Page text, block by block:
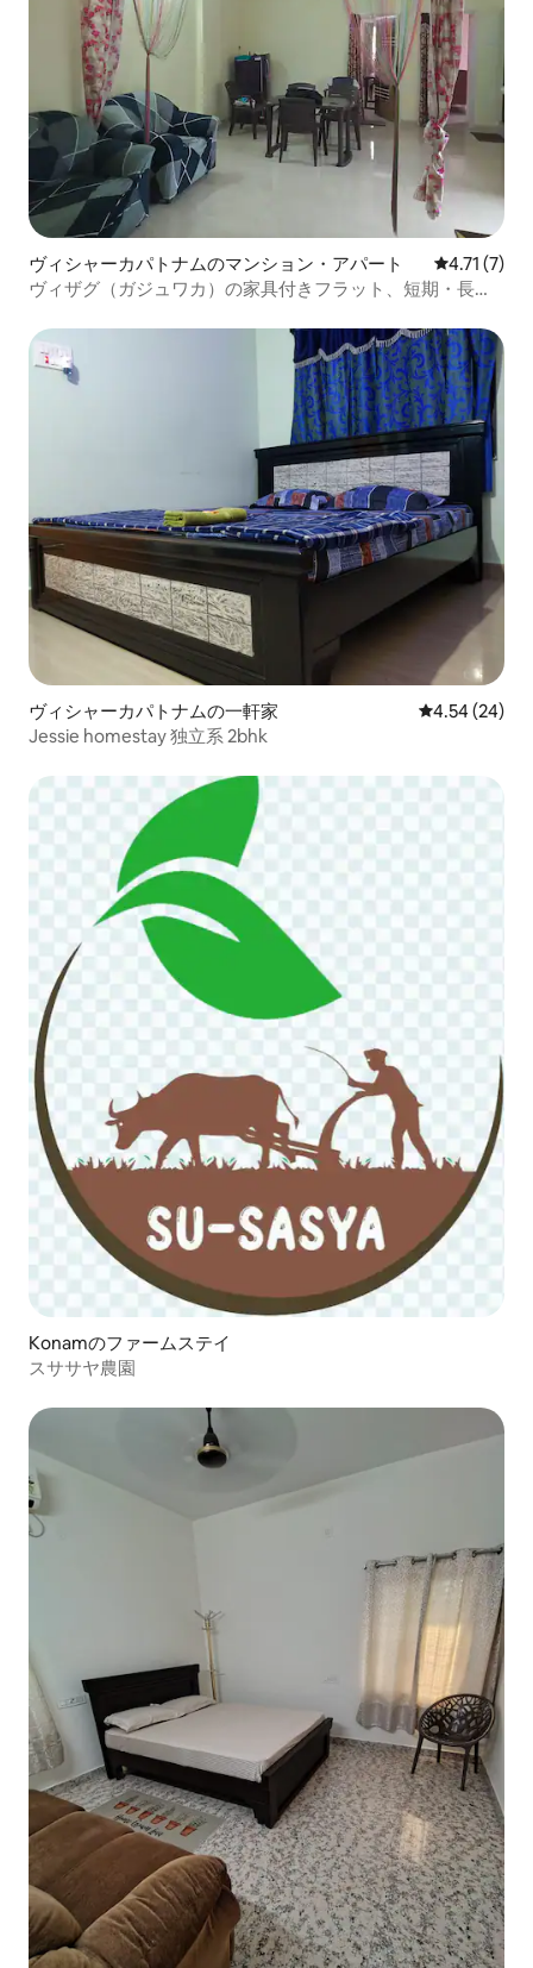
ヴィシャーカパトナムのマンション・アパート レビュー7
4.71 (7)
ヴィザグ（ガジュワカ）の家具付きフラット、短期・長期
ヴィシャーカパトナムの一軒家 レビュー24
4.54 (24)
Jessie homestay 独立系 2bhk
Konamのファームステイ
スササヤ農園